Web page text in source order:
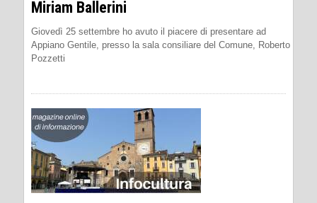
Miriam Ballerini
Giovedì 25 settembre ho avuto il piacere di presentare ad
Appiano Gentile, presso la sala consiliare del Comune, Roberto
Pozzetti